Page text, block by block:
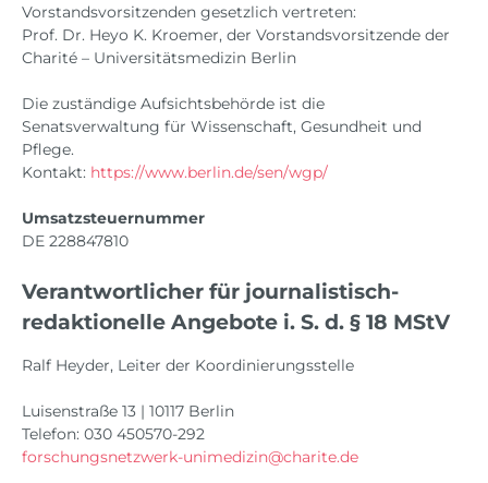
Vorstandsvorsitzenden gesetzlich vertreten:
Prof. Dr. Heyo K. Kroemer, der Vorstandsvorsitzende der
Charité – Universitätsmedizin Berlin
Die zuständige Aufsichtsbehörde ist die
Senatsverwaltung für Wissenschaft, Gesundheit und
Pflege.
Kontakt: https://www.berlin.de/sen/wgp/
Umsatzsteuernummer
DE 228847810
Verantwortlicher für journalistisch-
redaktionelle Angebote i. S. d. § 18 MStV
Ralf Heyder, Leiter der Koordinierungsstelle
Luisenstraße 13 | 10117 Berlin
Telefon: 030 450570-292
forschungsnetzwerk-unimedizin@charite.de